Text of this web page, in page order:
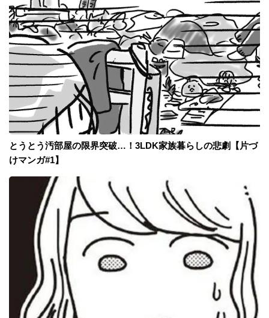
とうとう汚部屋の限界突破…！3LDK家族暮らしの悲劇【片づ
けマンガ#1】